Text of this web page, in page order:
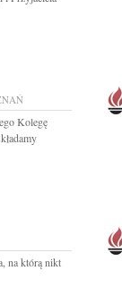
Kolegę
na którą nikt